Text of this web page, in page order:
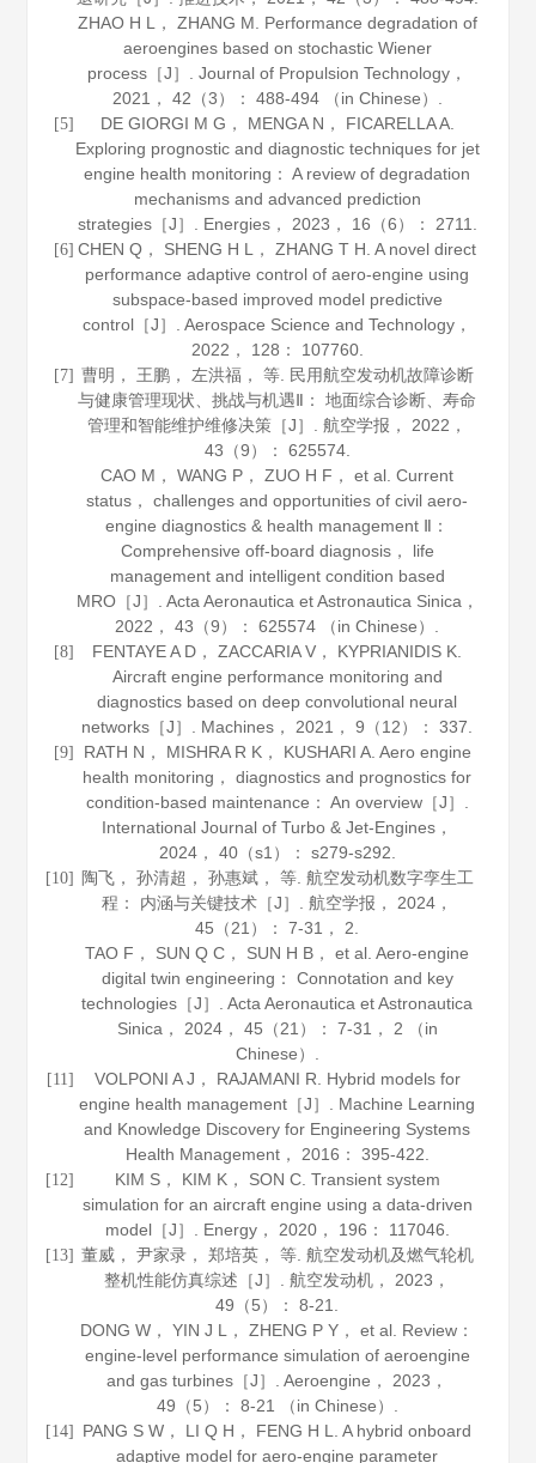
ZHAO H L， ZHANG M. Performance degradation of
aeroengines based on stochastic Wiener
process［J］.Journal of Propulsion Technology ，
2021 ， 42 （3）： 488-494 （in Chinese）.
[5]
DE GIORGI M G， MENGA N， FICARELLA A.
Exploring prognostic and diagnostic techniques for jet
engine health monitoring： A review of degradation
mechanisms and advanced prediction
strategies［J］. Energies， 2023 ， 16 （6）： 2711.
[6] CHEN Q， SHENG H L， ZHANG T H. A novel direct
performance adaptive control of aero-engine using
subspace-based improved model predictive
control［J］.Aerospace Science and Technology ，
2022 ， 128 ： 107760.
[7] 曹明， 王鹏， 左洪福， 等. 民用航空发动机故障诊断
与健康管理现状、挑战与机遇Ⅱ： 地面综合诊断、寿命
管理和智能维护维修决策［J］.航空学报 ， 2022 ，
43 （9）： 625574.
CAO M， WANG P， ZUO H F， et al. Current
status， challenges and opportunities of civil aero-
engine diagnostics & health management Ⅱ：
Comprehensive off-board diagnosis， life
management and intelligent condition based
MRO［J］. Acta Aeronautica et Astronautica Sinica ，
2022 ，43 （9）： 625574 （in Chinese）.
[8]
FENTAYE A D， ZACCARIA V， KYPRIANIDIS K.
Aircraft engine performance monitoring and
diagnostics based on deep convolutional neural
networks［J］. Machines ， 2021 ，9 （12）： 337.
[9]
RATH N， MISHRA R K， KUSHARI A. Aero engine
health monitoring， diagnostics and prognostics for
condition-based maintenance： An overview［J］.
International Journal of Turbo & Jet-Engines ，
2024， 40（s1）： s279-s292.
[10]
陶飞， 孙清超， 孙惠斌， 等. 航空发动机数字孪生工
程： 内涵与关键技术［J］.航空学报 ， 2024 ，
45 （21）： 7-31， 2.
TAO F， SUN Q C， SUN H B， et al. Aero-engine
digital twin engineering： Connotation and key
technologies［J］.Acta Aeronautica et Astronautica
Sinica ， 2024， 45 （21）： 7-31， 2 （in
Chinese）.
[11]
VOLPONI A J， RAJAMANI R. Hybrid models for
engine health management［J］. Machine Learning
and Knowledge Discovery for Engineering Systems
Health Management， 2016 ： 395-422.
[12]
KIM S， KIM K， SON C. Transient system
simulation for an aircraft engine using a data-driven
model［J］. Energy， 2020， 196 ： 117046.
[13] 董威， 尹家录， 郑培英， 等. 航空发动机及燃气轮机
整机性能仿真综述［J］.航空发动机 ， 2023 ，
49 （5）： 8-21.
DONG W， YIN J L， ZHENG P Y， et al. Review：
engine-level performance simulation of aeroengine
and gas turbines［J］.Aeroengine ， 2023 ，
49 （5）： 8-21 （in Chinese）.
[14]
PANG S W， LI Q H， FENG H L. A hybrid onboard
adaptive model for aero-engine parameter